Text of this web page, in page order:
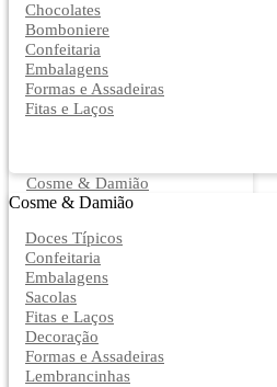
Chocolates
Bomboniere
Confeitaria
Embalagens
Formas e Assadeiras
Fitas e Laços
Cosme & Damião
Cosme & Damião
Doces Típicos
Confeitaria
Embalagens
Sacolas
Fitas e Laços
Decoração
Formas e Assadeiras
Lembrancinhas